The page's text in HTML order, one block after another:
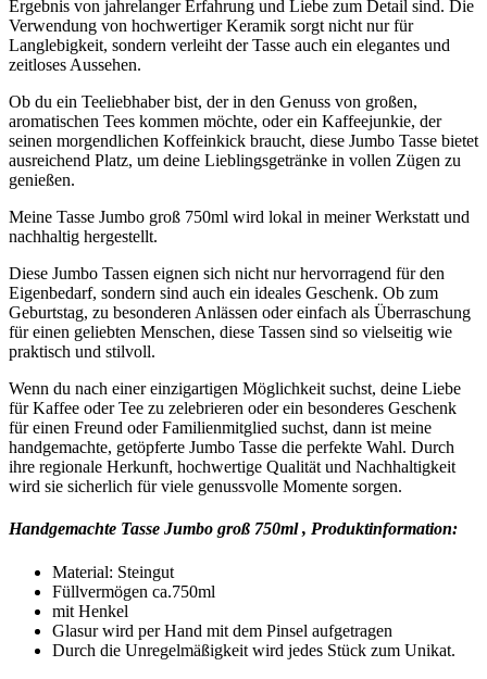
Ergebnis von jahrelanger Erfahrung und Liebe zum Detail sind. Die
Verwendung von hochwertiger Keramik sorgt nicht nur für
Langlebigkeit, sondern verleiht der Tasse auch ein elegantes und
zeitloses Aussehen.
Ob du ein Teeliebhaber bist, der in den Genuss von großen,
aromatischen Tees kommen möchte, oder ein Kaffeejunkie, der
seinen morgendlichen Koffeinkick braucht, diese Jumbo Tasse bietet
ausreichend Platz, um deine Lieblingsgetränke in vollen Zügen zu
genießen.
Meine Tasse Jumbo groß 750ml wird lokal in meiner Werkstatt und
nachhaltig hergestellt.
Diese Jumbo Tassen eignen sich nicht nur hervorragend für den
Eigenbedarf, sondern sind auch ein ideales Geschenk. Ob zum
Geburtstag, zu besonderen Anlässen oder einfach als Überraschung
für einen geliebten Menschen, diese Tassen sind so vielseitig wie
praktisch und stilvoll.
Wenn du nach einer einzigartigen Möglichkeit suchst, deine Liebe
für Kaffee oder Tee zu zelebrieren oder ein besonderes Geschenk
für einen Freund oder Familienmitglied suchst, dann ist meine
handgemachte, getöpferte Jumbo Tasse die perfekte Wahl. Durch
ihre regionale Herkunft, hochwertige Qualität und Nachhaltigkeit
wird sie sicherlich für viele genussvolle Momente sorgen.
Handgemachte Tasse Jumbo groß 750ml , Produktinformation:
Material: Steingut
Füllvermögen ca.750ml
mit Henkel
Glasur wird per Hand mit dem Pinsel aufgetragen
Durch die Unregelmäßigkeit wird jedes Stück zum Unikat.